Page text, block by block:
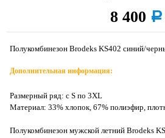
8 400 a
Полукомбинезон Brodeks KS402 синий/
Дополнительная информация:
Размерный ряд: с S по 3XL
Материал: 33% хлопок, 67% полиэфир,
Полукомбинезон мужской летний Brodeks